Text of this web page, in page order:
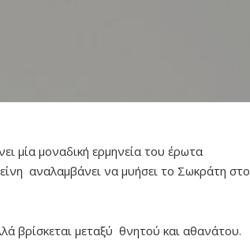
μία μοναδική ερμηνεία του έρωτα
αναλαμβάνει να μυήσει το Σωκράτη στο
βρίσκεται μεταξύ θνητού και αθανάτου.